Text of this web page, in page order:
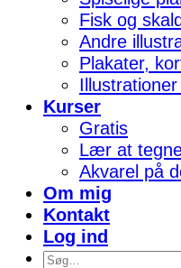
Fisk og
Andre
Plakater,
Kurser
Gratis
Lær at
Akvarel på
Om mig
Kontakt
Log ind
Søg